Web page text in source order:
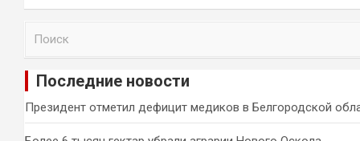
и
Последние новости
Президент отметил дефицит медиков в Белгородской